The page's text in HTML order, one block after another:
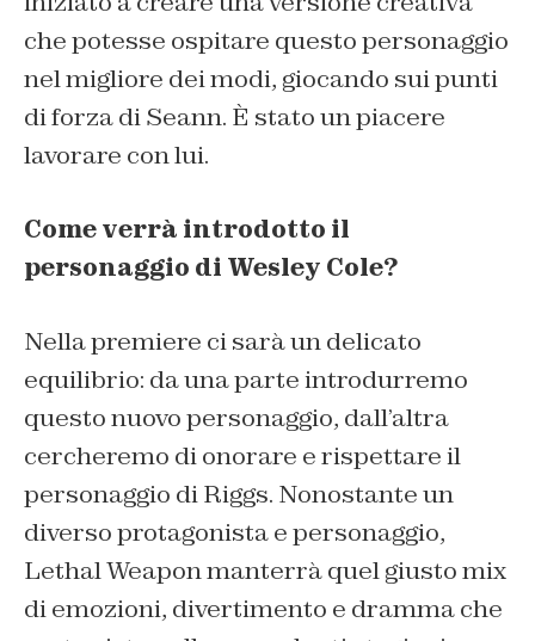
che potesse ospitare questo personaggio
nel migliore dei modi, giocando sui punti
di forza di Seann. È stato un piacere
lavorare con lui.
Come verrà introdotto il
personaggio di Wesley Cole?
Nella premiere ci sarà un delicato
equilibrio: da una parte introdurremo
questo nuovo personaggio, dall’altra
cercheremo di onorare e rispettare il
personaggio di Riggs. Nonostante un
diverso protagonista e personaggio,
Lethal Weapon manterrà quel giusto mix
di emozioni, divertimento e dramma che